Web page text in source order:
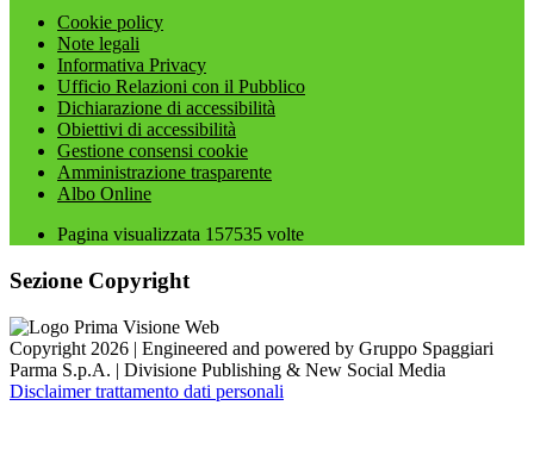
Cookie policy
Note legali
Informativa Privacy
Ufficio Relazioni con il Pubblico
Dichiarazione di accessibilità
Obiettivi di accessibilità
Gestione consensi cookie
Amministrazione trasparente
Albo Online
Pagina visualizzata 157535 volte
Sezione Copyright
Copyright 2026 | Engineered and powered by Gruppo Spaggiari
Parma S.p.A. | Divisione Publishing & New Social Media
Disclaimer trattamento dati personali